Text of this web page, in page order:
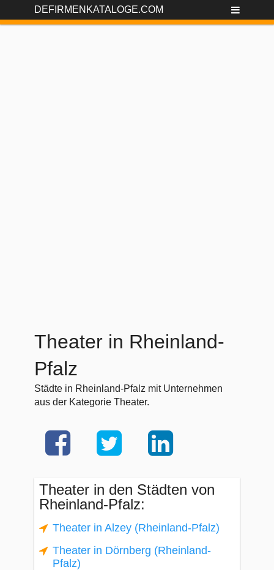
DEFIRMENKATALOGE.COM
Theater in Rheinland-
Pfalz
Städte in Rheinland-Pfalz mit Unternehmen
aus der Kategorie Theater.
Theater in den Städten von
Rheinland-Pfalz:
Theater in Alzey (Rheinland-Pfalz)
Theater in Dörnberg (Rheinland-
Pfalz)